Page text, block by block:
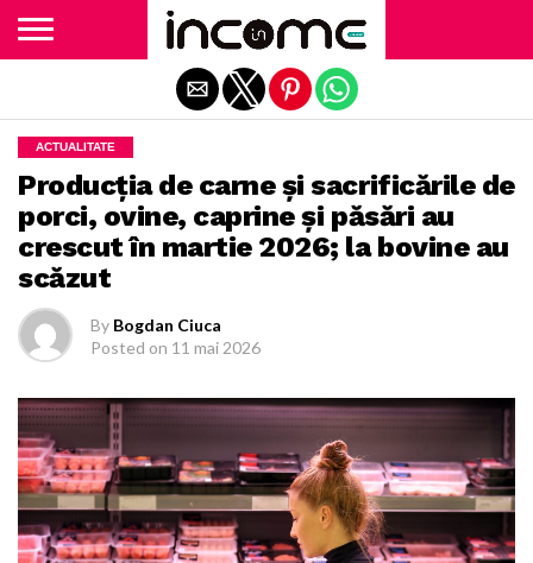
ACTUALITATE
Producția de carne și sacrificările de
porci, ovine, caprine și păsări au
crescut în martie 2026; la bovine au
scăzut
By Bogdan Ciuca
Posted on 11 mai 2026
Exit mobile version